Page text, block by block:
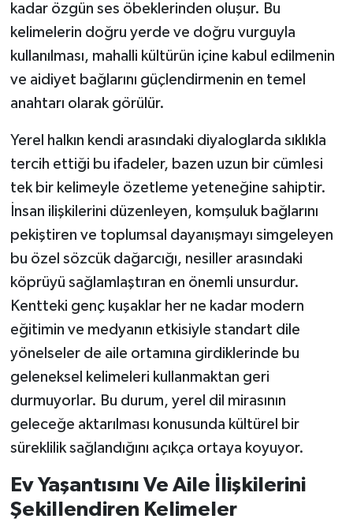
kadar özgün ses öbeklerinden oluşur. Bu
kelimelerin doğru yerde ve doğru vurguyla
kullanılması, mahalli kültürün içine kabul edilmenin
ve aidiyet bağlarını güçlendirmenin en temel
anahtarı olarak görülür.
Yerel halkın kendi arasındaki diyaloglarda sıklıkla
tercih ettiği bu ifadeler, bazen uzun bir cümlesi
tek bir kelimeyle özetleme yeteneğine sahiptir.
İnsan ilişkilerini düzenleyen, komşuluk bağlarını
pekiştiren ve toplumsal dayanışmayı simgeleyen
bu özel sözcük dağarcığı, nesiller arasındaki
köprüyü sağlamlaştıran en önemli unsurdur.
Kentteki genç kuşaklar her ne kadar modern
eğitimin ve medyanın etkisiyle standart dile
yönelseler de aile ortamına girdiklerinde bu
geleneksel kelimeleri kullanmaktan geri
durmuyorlar. Bu durum, yerel dil mirasının
geleceğe aktarılması konusunda kültürel bir
süreklilik sağlandığını açıkça ortaya koyuyor.
Ev Yaşantısını Ve Aile İlişkilerini
Şekillendiren Kelimeler